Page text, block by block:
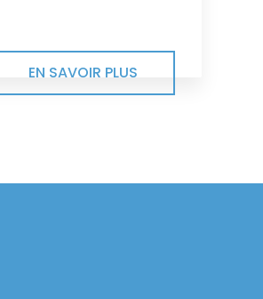
EN SAVOIR PLUS